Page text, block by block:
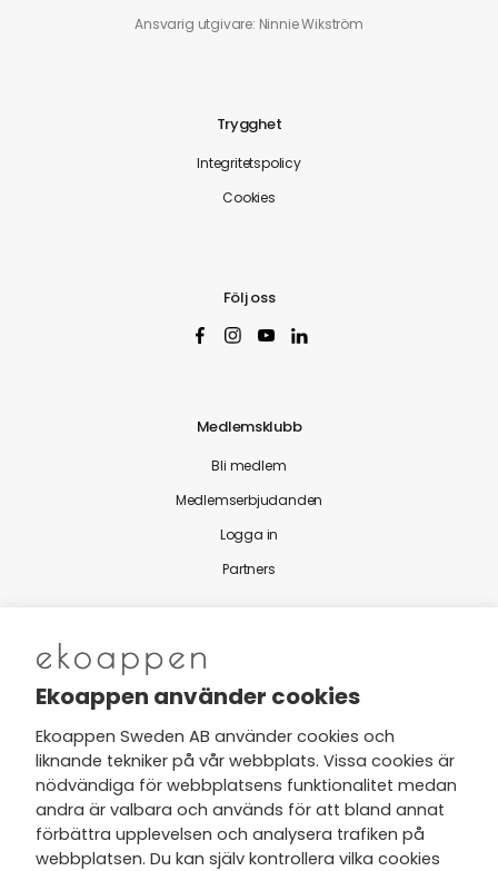
Ansvarig utgivare: Ninnie Wikström
Trygghet
Integritetspolicy
Cookies
Följ oss
Medlemsklubb
Bli medlem
Medlemserbjudanden
Logga in
Partners
Nytt från Ekoappen
Jag har tagit del av Ekoappens
personuppgifts- och
integritetspolicyoch tar gärna del
av nyheter, hälsotips och exklusiva
erbjudanden via min e-post.
Ekoappen använder cookies
Ekoappen Sweden AB använder cookies och
liknande tekniker på vår webbplats. Vissa cookies är
nödvändiga för webbplatsens funktionalitet medan
andra är valbara och används för att bland annat
förbättra upplevelsen och analysera trafiken på
webbplatsen. Du kan själv kontrollera vilka cookies